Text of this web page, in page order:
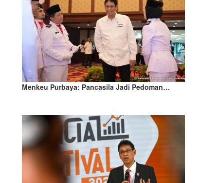
Menkeu Purbaya: Pancasila Jadi Pedoman…